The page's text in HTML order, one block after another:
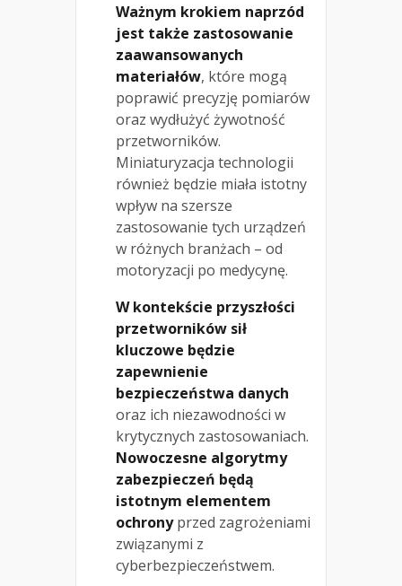
Ważnym krokiem naprzód
jest także zastosowanie
zaawansowanych
materiałów, które mogą
poprawić precyzję pomiarów
oraz wydłużyć żywotność
przetworników.
Miniaturyzacja technologii
również będzie miała istotny
wpływ na szersze
zastosowanie tych urządzeń
w różnych branżach – od
motoryzacji po medycynę.
W kontekście przyszłości
przetworników sił
kluczowe będzie
zapewnienie
bezpieczeństwa danych
oraz ich niezawodności w
krytycznych zastosowaniach.
Nowoczesne algorytmy
zabezpieczeń będą
istotnym elementem
ochronyprzed zagrożeniami
związanymi z
cyberbezpieczeństwem.